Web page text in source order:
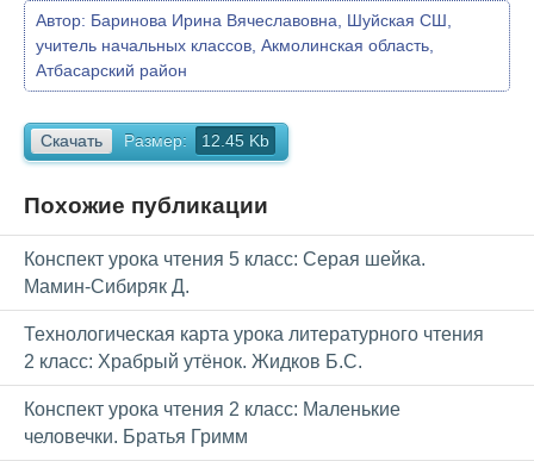
Автор: Баринова Ирина Вячеславовна, Шуйская СШ,
учитель начальных классов, Акмолинская область,
Атбасарский район
Скачать Размер: 12.45 Kb
Похожие публикации
Конспект урока чтения 5 класс: Серая шейка.
Мамин-Сибиряк Д.
Технологическая карта урока литературного чтения
2 класс: Храбрый утёнок. Жидков Б.С.
Конспект урока чтения 2 класс: Маленькие
человечки. Братья Гримм